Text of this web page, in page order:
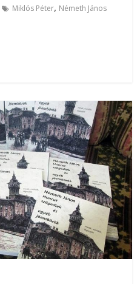
Miklós Péter, Németh János